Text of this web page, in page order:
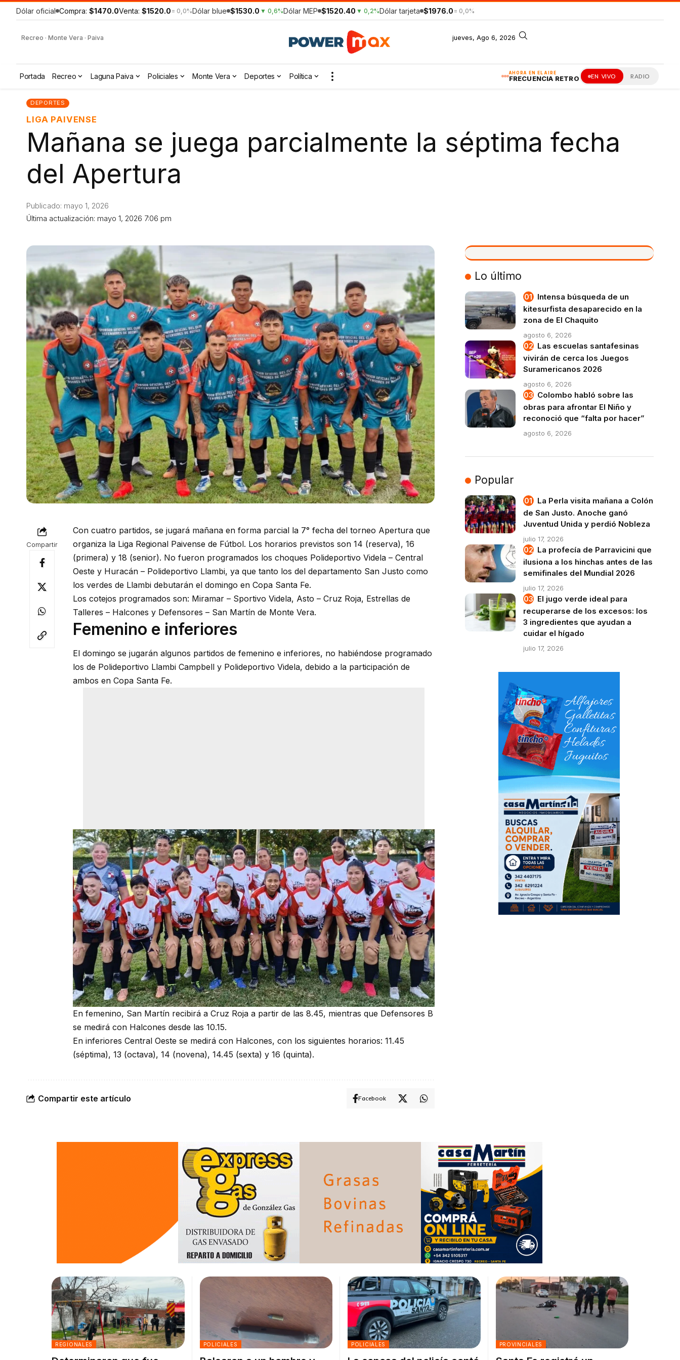
Dólar oficial Compra: $1470.0Venta: $1520.0 = 0,0%Dólar blue $1530.0 ▼ 0,6%Dólar MEP $1520.40 ▼ 0,2%Dólar tarjeta $1976.0 = 0,0%
Recreo · Monte Vera · Paiva jueves, Ago 6, 2026
AHORA EN EL AIRE
FRECUENCIA RETRO EN VIVO RADIO
Portada Recreo Laguna Paiva Policiales Monte Vera Deportes Política
DEPORTES
LIGA PAIVENSE
Mañana se juega parcialmente la séptima fecha
del Apertura
Última actualización: mayo 1, 2026 7:06 pm
Publicado: mayo 1, 2026
Compartir
Con cuatro partidos, se jugará mañana en forma parcial la 7° fecha del torneo Apertura que
organiza la Liga Regional Paivense de Fútbol. Los horarios previstos son 14 (reserva), 16
(primera) y 18 (senior). No fueron programados los choques Polideportivo Videla – Central
Oeste y Huracán – Polideportivo Llambi, ya que tanto los del departamento San Justo como
los verdes de Llambi debutarán el domingo en Copa Santa Fe.
Los cotejos programados son: Miramar – Sportivo Videla, Asto – Cruz Roja, Estrellas de
Talleres – Halcones y Defensores – San Martín de Monte Vera.
Femenino e inferiores
El domingo se jugarán algunos partidos de femenino e inferiores, no habiéndose programado
los de Polideportivo Llambi Campbell y Polideportivo Videla, debido a la participación de
ambos en Copa Santa Fe.
En femenino, San Martín recibirá a Cruz Roja a partir de las 8.45, mientras que Defensores B
se medirá con Halcones desde las 10.15.
En inferiores Central Oeste se medirá con Halcones, con los siguientes horarios: 11.45
(séptima), 13 (octava), 14 (novena), 14.45 (sexta) y 16 (quinta).
Compartir este artículo Facebook
VIVO
Lo último
Intensa búsqueda de un
kitesurfista desaparecido en la
zona de El Chaquito
agosto 6, 2026
Las escuelas santafesinas
vivirán de cerca los Juegos
Suramericanos 2026
agosto 6, 2026
Colombo habló sobre las
obras para afrontar El Niño y
reconoció que “falta por hacer”
agosto 6, 2026
Popular
La Perla visita mañana a Colón
de San Justo. Anoche ganó
Juventud Unida y perdió Nobleza
julio 17, 2026
La profecía de Parravicini que
ilusiona a los hinchas antes de las
semifinales del Mundial 2026
julio 17, 2026
El jugo verde ideal para
recuperarse de los excesos: los
3 ingredientes que ayudan a
cuidar el hígado
julio 17, 2026
REGIONALES POLICIALES POLICIALES PROVINCIALES